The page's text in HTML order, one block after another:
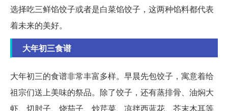
选择吃三鲜馅饺子或者是白菜馅饺子，这两种馅料都代表
着未来的美好。
大年初三食谱
大年初三的食谱非常丰富多样。早晨先包饺子，寓意着给
祖宗们送上美味的祭品。除了饺子，还有蒸排骨、油焖大
虾、切肘子、烧茄子、炒芹菜、凉拌西蓝花、芥末木耳等